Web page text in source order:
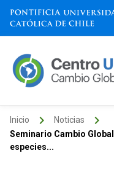
Inicio keyboard_arrow_right Noticias keyboard_arrow_right
Seminario Cambio
especies...